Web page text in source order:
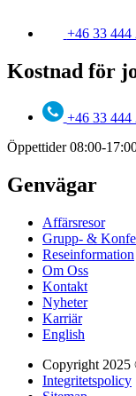
+46 33 444
Kostnad för
+46 33 444
Öppettider 08:00-
Genvägar
Affärsresor
Grupp- &
Reseinformation
Om Oss
Kontakt
Nyheter
Karriär
English
Copyright
Integritetspolicy